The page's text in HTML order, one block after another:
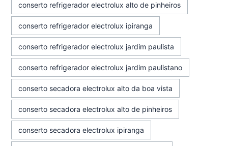
conserto refrigerador electrolux alto de pinheiros
conserto refrigerador electrolux ipiranga
conserto refrigerador electrolux jardim paulista
conserto refrigerador electrolux jardim paulistano
conserto secadora electrolux alto da boa vista
conserto secadora electrolux alto de pinheiros
conserto secadora electrolux ipiranga